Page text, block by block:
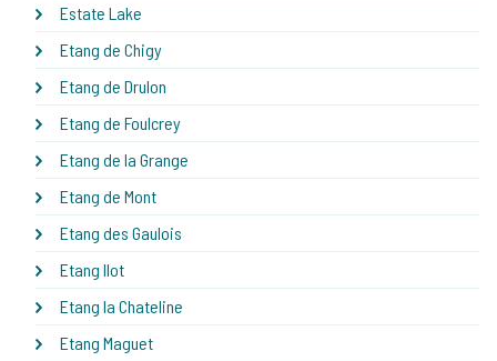
Estate Lake
Etang de Chigy
Etang de Drulon
Etang de Foulcrey
Etang de la Grange
Etang de Mont
Etang des Gaulois
Etang Ilot
Etang la Chateline
Etang Maguet